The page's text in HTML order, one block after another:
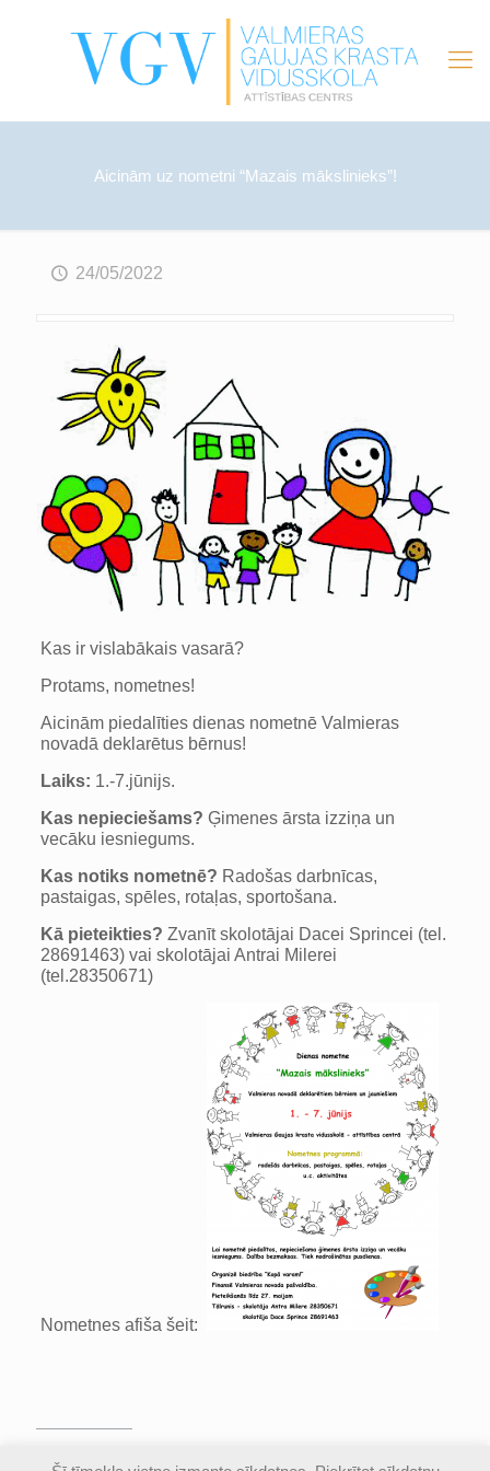
Aicinām uz nometni “Mazais mākslinieks”!
24/05/2022
Kas ir vislabākais vasarā?
Protams, nometnes!
Aicinām piedalīties dienas nometnē Valmieras
novadā deklarētus bērnus!
Laiks: 1.-7.jūnijs.
Kas nepieciešams? Ģimenes ārsta izziņa un
vecāku iesniegums.
Kas notiks nometnē? Radošas darbnīcas,
pastaigas, spēles, rotaļas, sportošana.
Kā pieteikties? Zvanīt skolotājai Dacei Sprincei (tel.
28691463) vai skolotājai Antrai Milerei
(tel.28350671)
Nometnes afiša šeit:
© Valmieras Gaujas krasta vidusskola | Visas